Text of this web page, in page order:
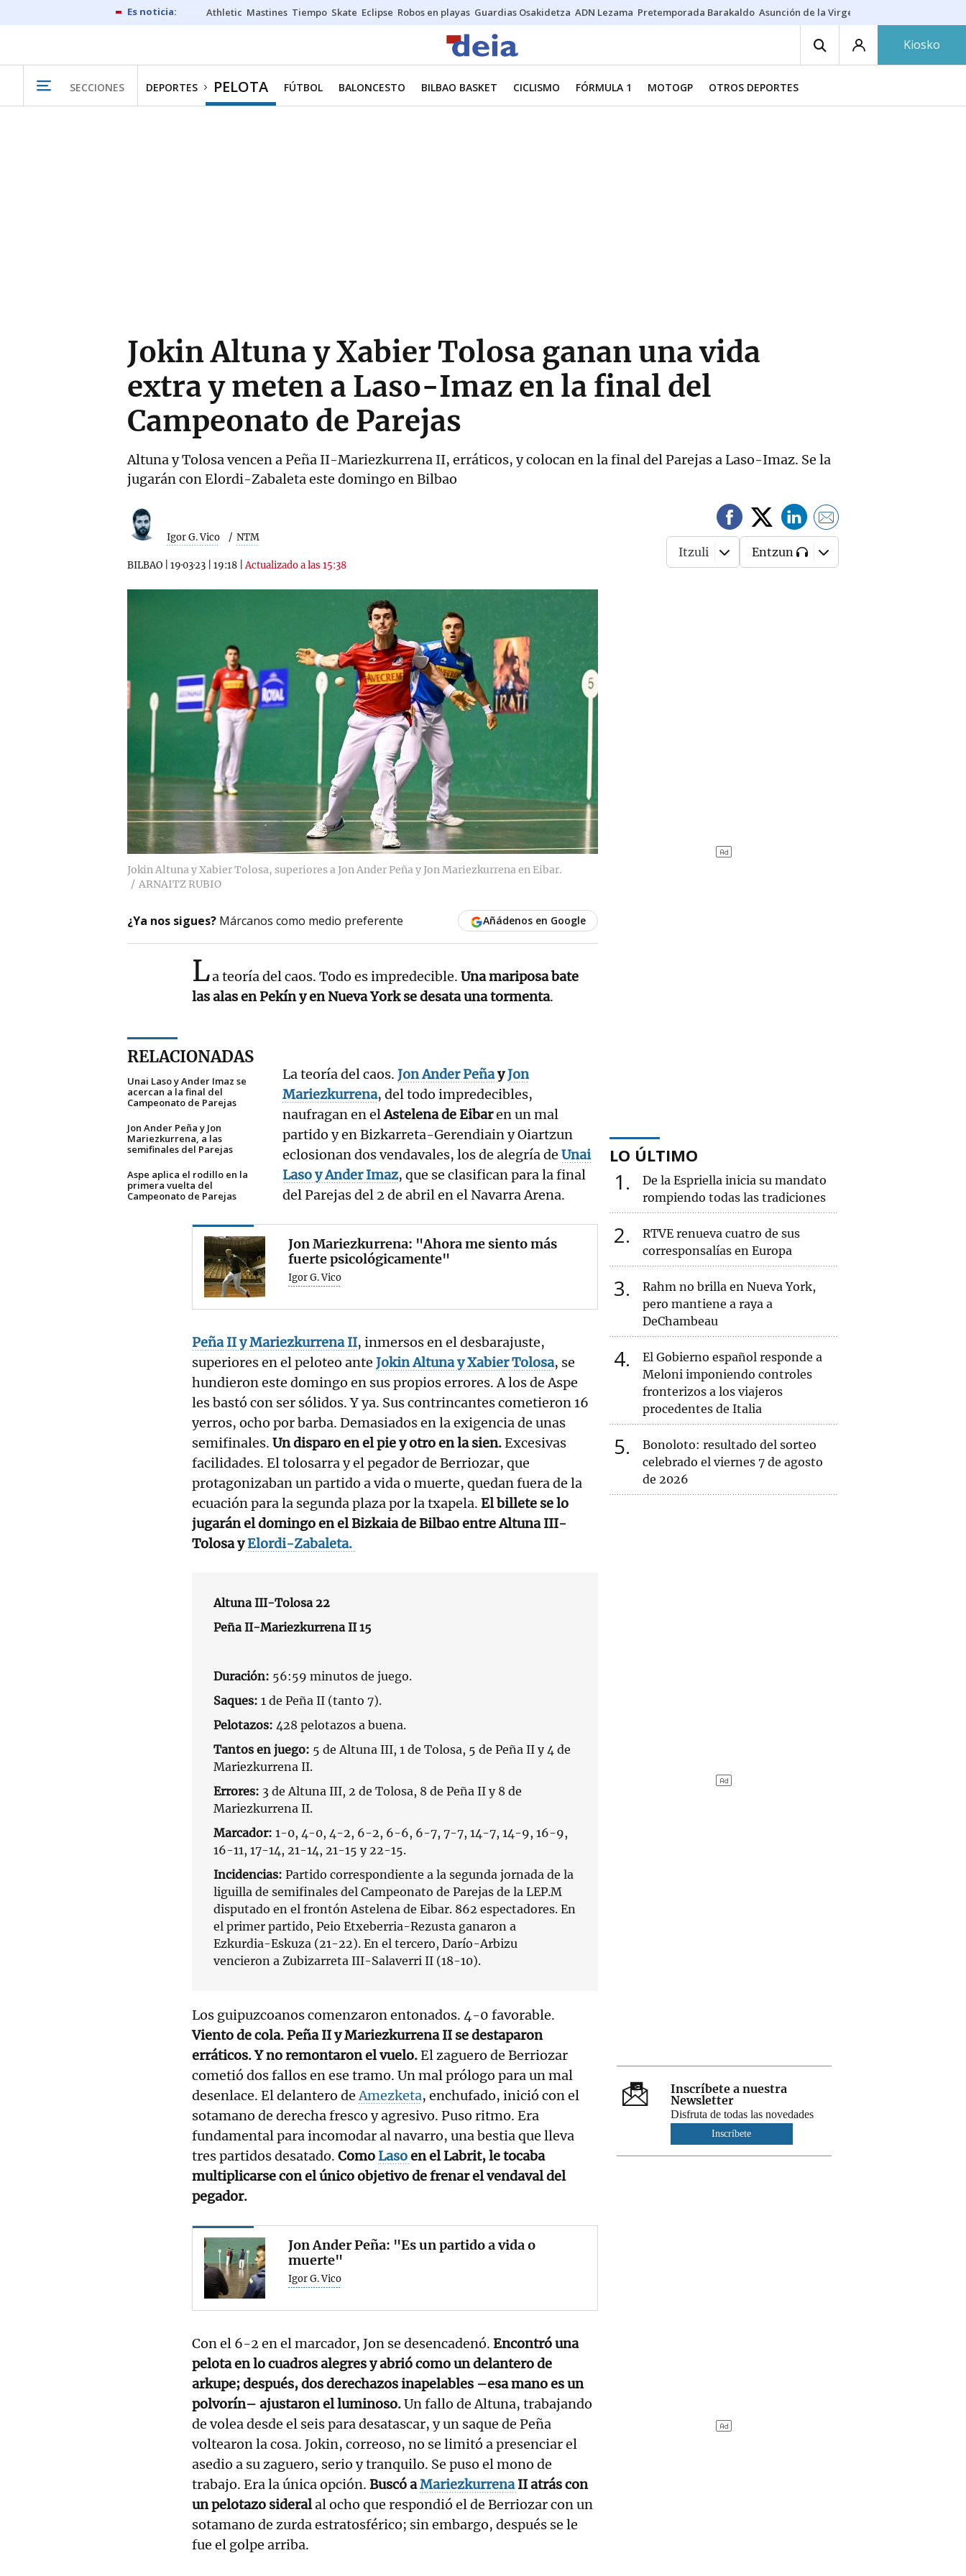
Athletic Mastines Tiempo Skate Eclipse Robos en playas Guardias Osakidetza ADN Lezama Pretemporada Barakaldo Asunción de la Virgen
Kiosko
SECCIONES DEPORTES PELOTA FÚTBOL BALONCESTO BILBAO BASKET CICLISMO FÓRMULA 1 MOTOGP OTROS DEPORTES
Jokin Altuna y Xabier Tolosa ganan una vida
extra y meten a Laso-Imaz en la final del
Campeonato de Parejas
Altuna y Tolosa vencen a Peña II-Mariezkurrena II, erráticos, y colocan en la final del Parejas a Laso-Imaz. Se la
jugarán con Elordi-Zabaleta este domingo en Bilbao
Igor G. Vico NTM
BILBAO 19·03·23 19:18 |Actualizado a las 15:38
Itzuli Entzun
Jokin Altuna y Xabier Tolosa, superiores a Jon Ander Peña y Jon Mariezkurrena en Eibar.
ARNAITZ RUBIO
¿Ya nos sigues? Márcanos como medio preferente Añádenos en Google
La teoría del caos. Todo es impredecible. Una mariposa bate
las alas en Pekín y en Nueva York se desata una tormenta.
RELACIONADAS
Unai Laso y Ander Imaz se
acercan a la final del
Campeonato de Parejas
Jon Ander Peña y Jon
Mariezkurrena, a las
semifinales del Parejas
Aspe aplica el rodillo en la
primera vuelta del
Campeonato de Parejas
La teoría del caos.Jon Ander PeñayJon
Mariezkurrena, del todo impredecibles,
naufragan en elAstelena de Eibaren un mal
partido y en Bizkarreta-Gerendiain y Oiartzun
eclosionan dos vendavales, los de alegría deUnai
Laso y Ander Imaz, que se clasifican para la final
del Parejas del 2 de abril en el Navarra Arena.
Jon Mariezkurrena: "Ahora me siento más
fuerte psicológicamente"
Igor G. Vico
Peña II y Mariezkurrena II, inmersos en el desbarajuste,
superiores en el peloteo ante Jokin Altuna y Xabier Tolosa, se
hundieron este domingo en sus propios errores. A los de Aspe
les bastó con ser sólidos. Y ya. Sus contrincantes cometieron 16
yerros, ocho por barba. Demasiados en la exigencia de unas
semifinales. Un disparo en el pie y otro en la sien.Excesivas
facilidades. El tolosarra y el pegador de Berriozar, que
protagonizaban un partido a vida o muerte, quedan fuera de la
ecuación para la segunda plaza por la txapela. El billete se lo
jugarán el domingo en el Bizkaia de Bilbao entre Altuna III-
Tolosa yElordi-Zabaleta.
Altuna III-Tolosa 22
Peña II-Mariezkurrena II 15
Duración: 56:59 minutos de juego.
Saques: 1 de Peña II (tanto 7).
Pelotazos: 428 pelotazos a buena.
Tantos en juego: 5 de Altuna III, 1 de Tolosa, 5 de Peña II y 4 de
Mariezkurrena II.
Errores: 3 de Altuna III, 2 de Tolosa, 8 de Peña II y 8 de
Mariezkurrena II.
Marcador: 1-0, 4-0, 4-2, 6-2, 6-6, 6-7, 7-7, 14-7, 14-9, 16-9,
16-11, 17-14, 21-14, 21-15 y 22-15.
Incidencias: Partido correspondiente a la segunda jornada de la
liguilla de semifinales del Campeonato de Parejas de la LEP.M
disputado en el frontón Astelena de Eibar. 862 espectadores. En
el primer partido, Peio Etxeberria-Rezusta ganaron a
Ezkurdia-Eskuza (21-22). En el tercero, Darío-Arbizu
vencieron a Zubizarreta III-Salaverri II (18-10).
Los guipuzcoanos comenzaron entonados. 4-0 favorable.
Viento de cola. Peña II y Mariezkurrena II se destaparon
erráticos. Y no remontaron el vuelo.El zaguero de Berriozar
cometió dos fallos en ese tramo. Un mal prólogo para un mal
desenlace. El delantero deAmezketa, enchufado, inició con el
sotamano de derecha fresco y agresivo. Puso ritmo. Era
fundamental para incomodar al navarro, una bestia que lleva
tres partidos desatado. ComoLasoen el Labrit, le tocaba
multiplicarse con el único objetivo de frenar el vendaval del
pegador.
Jon Ander Peña: "Es un partido a vida o
muerte"
Igor G. Vico
Con el 6-2 en el marcador, Jon se desencadenó. Encontró una
pelota en lo cuadros alegres y abrió como un delantero de
arkupe; después, dos derechazos inapelables –esa mano es un
polvorín– ajustaron el luminoso.Un fallo de Altuna, trabajando
de volea desde el seis para desatascar, y un saque de Peña
voltearon la cosa. Jokin, correoso, no se limitó a presenciar el
asedio a su zaguero, serio y tranquilo. Se puso el mono de
trabajo. Era la única opción. Buscó aMariezkurrenaII atrás con
un pelotazo sideralal ocho que respondió el de Berriozar con un
sotamano de zurda estratosférico; sin embargo, después se le
fue el golpe arriba.
LO ÚLTIMO
1
De la Espriella inicia su mandato
rompiendo todas las tradiciones
2
RTVE renueva cuatro de sus
corresponsalías en Europa
3
Rahm no brilla en Nueva York,
pero mantiene a raya a
DeChambeau
4
El Gobierno español responde a
Meloni imponiendo controles
fronterizos a los viajeros
procedentes de Italia
5
Bonoloto: resultado del sorteo
celebrado el viernes 7 de agosto
de 2026
Inscríbete a nuestra
Newsletter
Disfruta de todas las novedades
Inscríbete